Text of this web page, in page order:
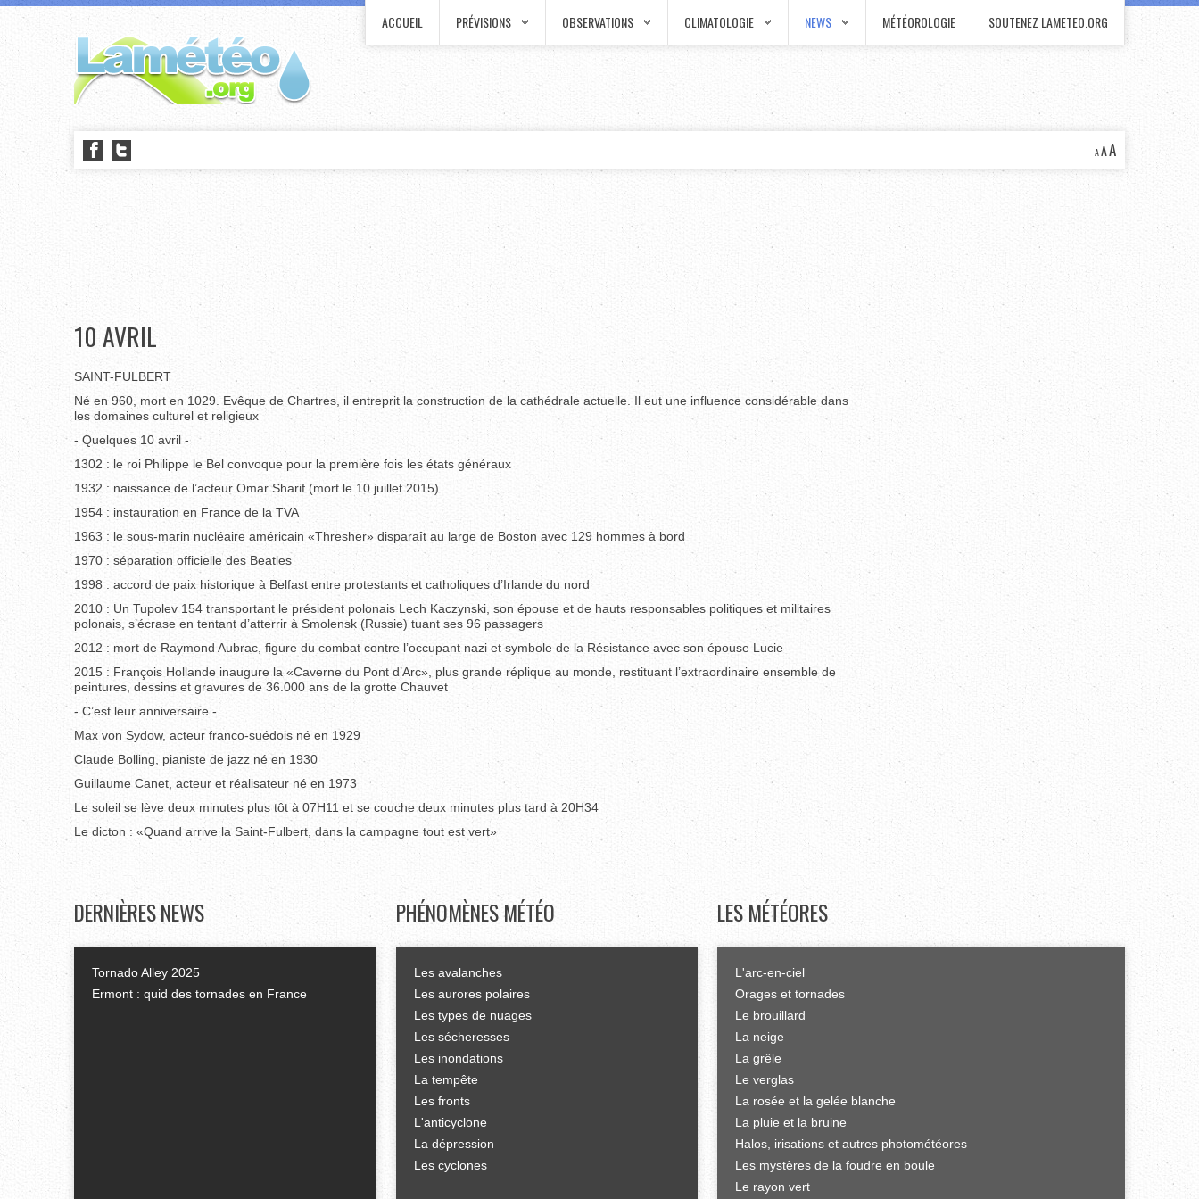
ACCUEIL PRÉVISIONS OBSERVATIONS CLIMATOLOGIE NEWS MÉTÉOROLOGIE SOUTENEZ LAMETEO.ORG
AAA
10 AVRIL
SAINT-FULBERT
Né en 960, mort en 1029. Evêque de Chartres, il entreprit la construction de la cathédrale actuelle. Il eut une influence considérable dans
les domaines culturel et religieux
- Quelques 10 avril -
1302 : le roi Philippe le Bel convoque pour la première fois les états généraux
1932 : naissance de l’acteur Omar Sharif (mort le 10 juillet 2015)
1954 : instauration en France de la TVA
1963 : le sous-marin nucléaire américain «Thresher» disparaît au large de Boston avec 129 hommes à bord
1970 : séparation officielle des Beatles
1998 : accord de paix historique à Belfast entre protestants et catholiques d’Irlande du nord
2010 : Un Tupolev 154 transportant le président polonais Lech Kaczynski, son épouse et de hauts responsables politiques et militaires
polonais, s’écrase en tentant d’atterrir à Smolensk (Russie) tuant ses 96 passagers
2012 : mort de Raymond Aubrac, figure du combat contre l’occupant nazi et symbole de la Résistance avec son épouse Lucie
2015 : François Hollande inaugure la «Caverne du Pont d’Arc», plus grande réplique au monde, restituant l’extraordinaire ensemble de
peintures, dessins et gravures de 36.000 ans de la grotte Chauvet
- C’est leur anniversaire -
Max von Sydow, acteur franco-suédois né en 1929
Claude Bolling, pianiste de jazz né en 1930
Guillaume Canet, acteur et réalisateur né en 1973
Le soleil se lève deux minutes plus tôt à 07H11 et se couche deux minutes plus tard à 20H34
Le dicton : «Quand arrive la Saint-Fulbert, dans la campagne tout est vert»
DERNIÈRESNEWS
Tornado Alley 2025
Ermont : quid des tornades en France
PHÉNOMÈNESMÉTÉO
Les avalanches
Les aurores polaires
Les types de nuages
Les sécheresses
Les inondations
La tempête
Les fronts
L'anticyclone
La dépression
Les cyclones
LES MÉTÉORES
L'arc-en-ciel
Orages et tornades
Le brouillard
La neige
La grêle
Le verglas
La rosée et la gelée blanche
La pluie et la bruine
Halos, irisations et autres photométéores
Les mystères de la foudre en boule
Le rayon vert